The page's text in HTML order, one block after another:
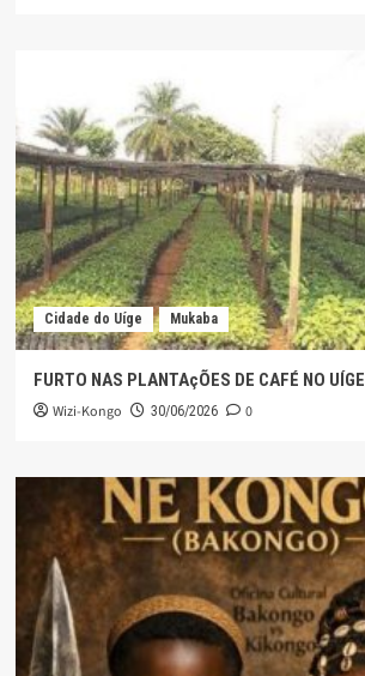
Cidade do Uíge Mukaba
FURTO NAS PLANTAçÕES DE CAFÉ NO UÍGE
Wizi-Kongo 30/06/2026 0